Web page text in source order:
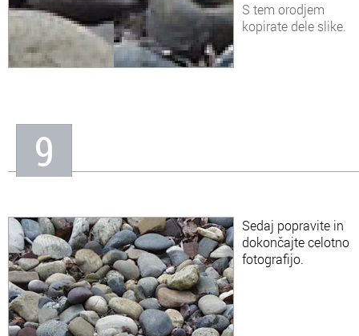
S tem orodjem
kopirate dele slike.
9
Sedaj popravite in
dokončajte celotno
fotografijo.